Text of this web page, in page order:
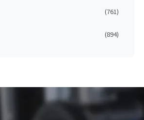
(761)
(894)